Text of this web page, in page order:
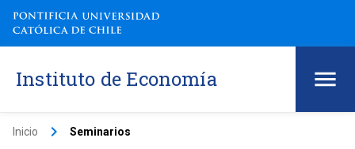
Instituto de Economía
Inicio keyboard_arrow_right Seminarios